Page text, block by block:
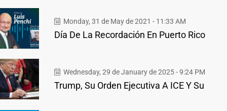
Monday, 31 de May de 2021 - 11:33 AM
Día De La Recordación En Puerto Rico
Wednesday, 29 de January de 2025 - 9:24 PM
Trump, Su Orden Ejecutiva A ICE Y Su